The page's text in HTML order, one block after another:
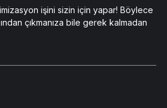
işini sizin için yapar! Böylece
çıkmanıza bile gerek kalmadan